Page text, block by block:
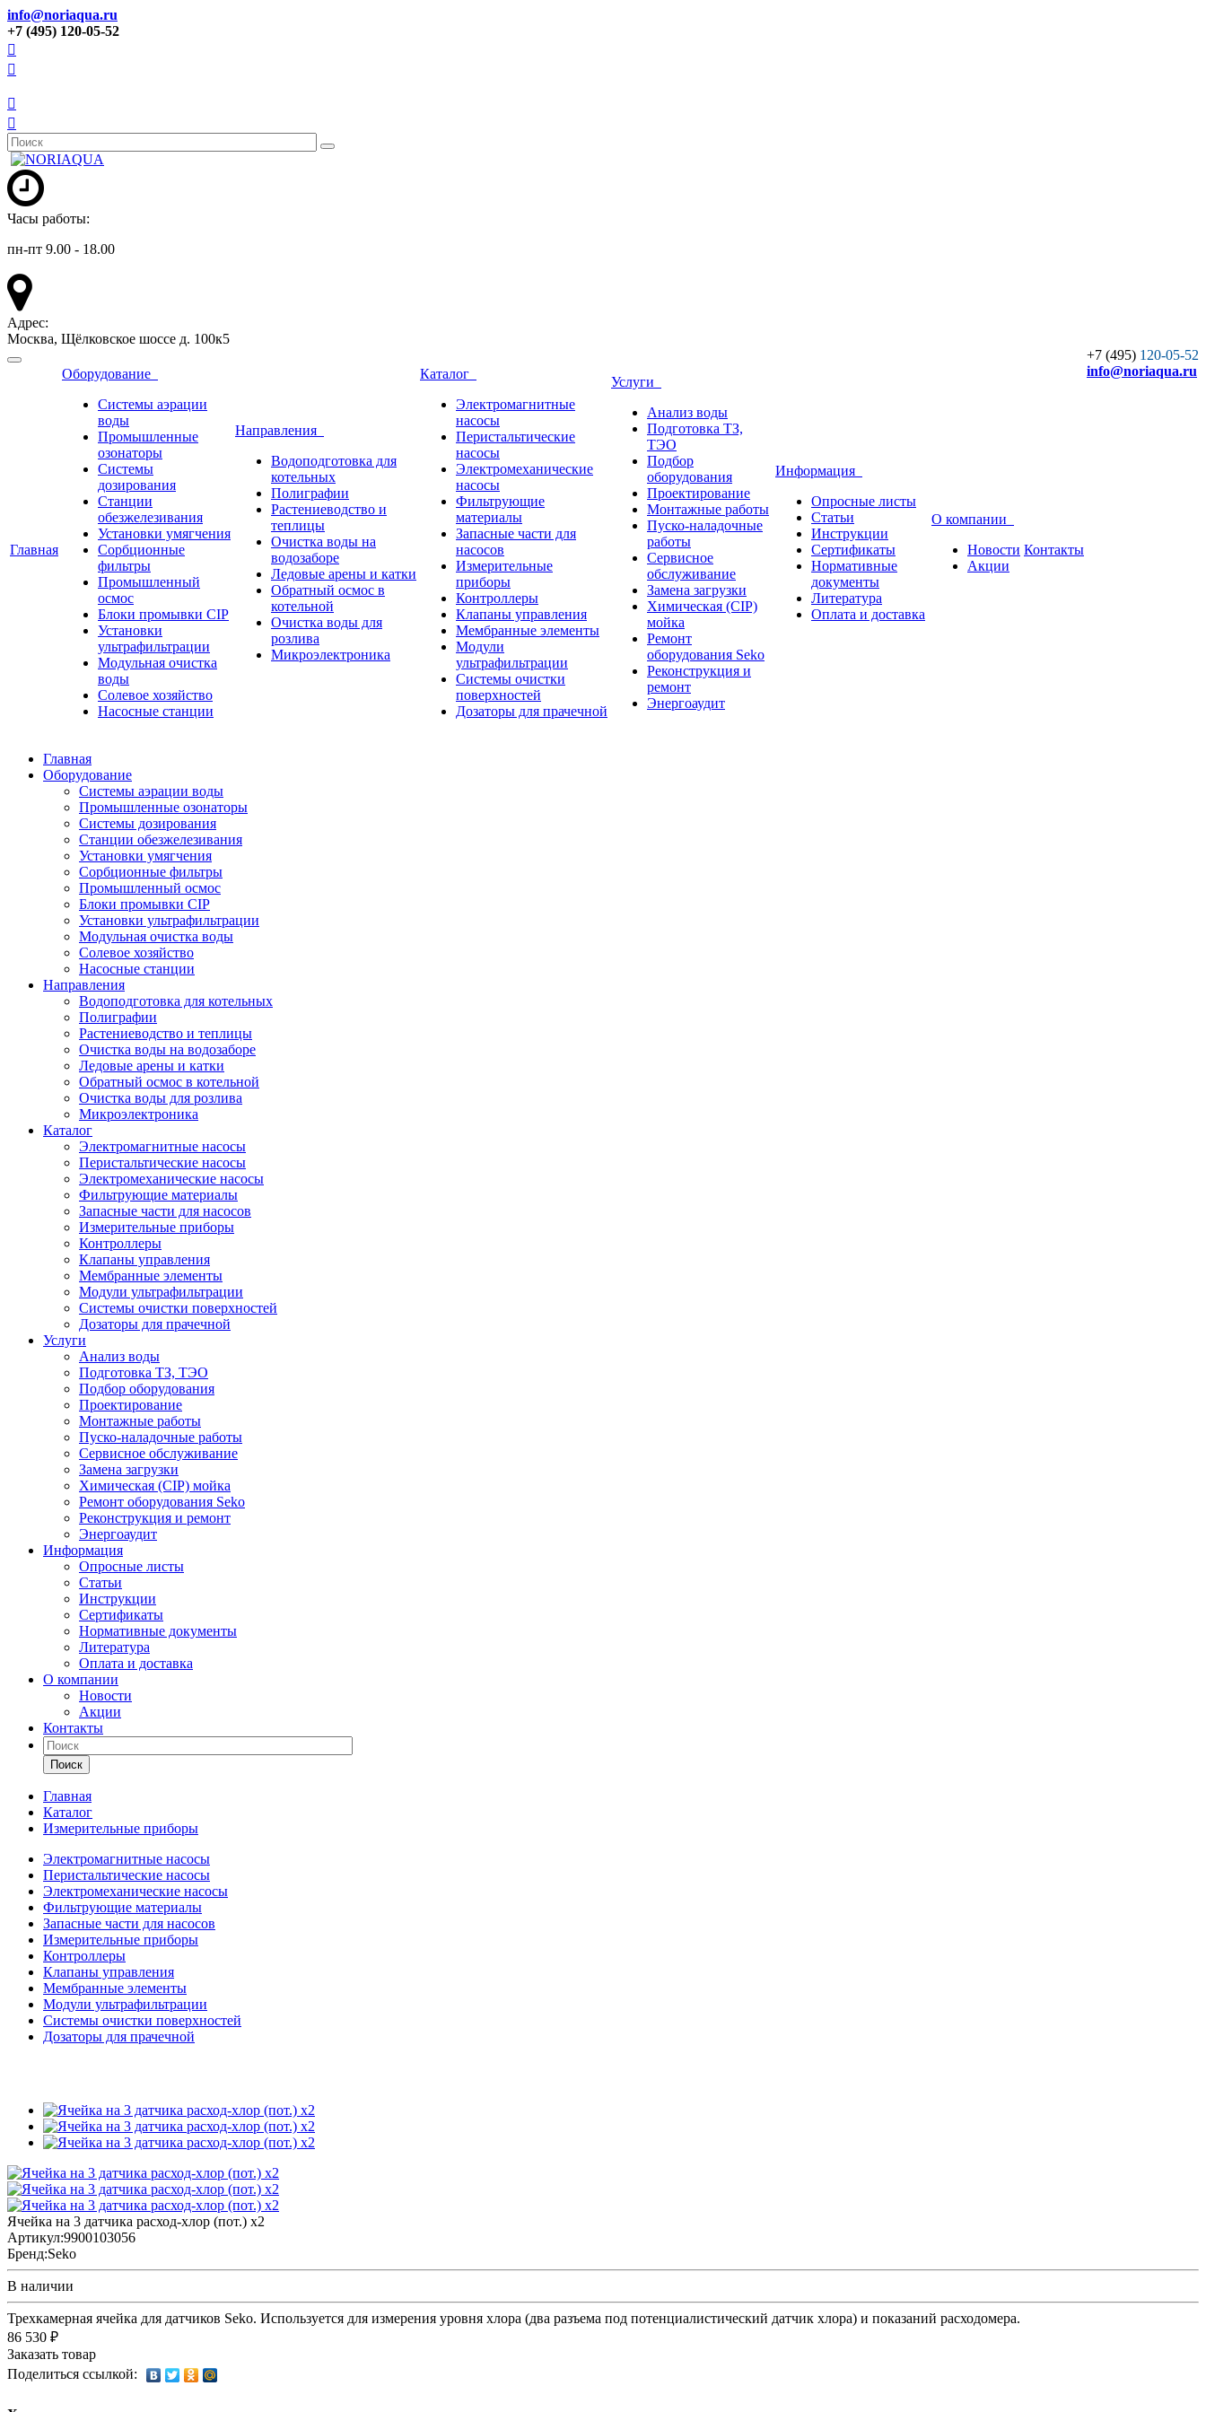
info@noriaqua.ru
+7 (495) 120-05-52
Часы работы:
пн-пт 9.00 - 18.00
Адрес:
Москва, Щёлковское шоссе д. 100к5
+7 (495) 120-05-52
info@noriaqua.ru
Главная
Оборудование
Системы аэрации
воды
Промышленные
озонаторы
Системы
дозирования
Станции
обезжелезивания
Установки умягчения
Сорбционные
фильтры
Промышленный
осмос
Блоки промывки CIP
Установки
ультрафильтрации
Модульная очистка
воды
Солевое хозяйство
Насосные станции
Направления
Водоподготовка для
котельных
Полиграфии
Растениеводство и
теплицы
Очистка воды на
водозаборе
Ледовые арены и катки
Обратный осмос в
котельной
Очистка воды для
розлива
Микроэлектроника
Каталог
Электромагнитные
насосы
Перистальтические
насосы
Электромеханические
насосы
Фильтрующие
материалы
Запасные части для
насосов
Измерительные
приборы
Контроллеры
Клапаны управления
Мембранные элементы
Модули
ультрафильтрации
Системы очистки
поверхностей
Дозаторы для прачечной
Услуги
Анализ воды
Подготовка ТЗ,
ТЭО
Подбор
оборудования
Проектирование
Монтажные работы
Пуско-наладочные
работы
Сервисное
обслуживание
Замена загрузки
Химическая (CIP)
мойка
Ремонт
оборудования Seko
Реконструкция и
ремонт
Энергоаудит
Информация
Опросные листы
Статьи
Инструкции
Сертификаты
Нормативные
документы
Литература
Оплата и доставка
О компании
Новости
Акции
Контакты
Главная
Оборудование
Системы аэрации воды
Промышленные озонаторы
Системы дозирования
Станции обезжелезивания
Установки умягчения
Сорбционные фильтры
Промышленный осмос
Блоки промывки CIP
Установки ультрафильтрации
Модульная очистка воды
Солевое хозяйство
Насосные станции
Направления
Водоподготовка для котельных
Полиграфии
Растениеводство и теплицы
Очистка воды на водозаборе
Ледовые арены и катки
Обратный осмос в котельной
Очистка воды для розлива
Микроэлектроника
Каталог
Электромагнитные насосы
Перистальтические насосы
Электромеханические насосы
Фильтрующие материалы
Запасные части для насосов
Измерительные приборы
Контроллеры
Клапаны управления
Мембранные элементы
Модули ультрафильтрации
Системы очистки поверхностей
Дозаторы для прачечной
Услуги
Анализ воды
Подготовка ТЗ, ТЭО
Подбор оборудования
Проектирование
Монтажные работы
Пуско-наладочные работы
Сервисное обслуживание
Замена загрузки
Химическая (CIP) мойка
Ремонт оборудования Seko
Реконструкция и ремонт
Энергоаудит
Информация
Опросные листы
Статьи
Инструкции
Сертификаты
Нормативные документы
Литература
Оплата и доставка
О компании
Новости
Акции
Контакты
Поиск
Главная
Каталог
Измерительные приборы
Электромагнитные насосы
Перистальтические насосы
Электромеханические насосы
Фильтрующие материалы
Запасные части для насосов
Измерительные приборы
Контроллеры
Клапаны управления
Мембранные элементы
Модули ультрафильтрации
Системы очистки поверхностей
Дозаторы для прачечной
Ячейка на 3 датчика расход-хлор (пот.) х2
Артикул:9900103056
Бренд:Seko
В наличии
Трехкамерная ячейка для датчиков Seko. Используется для измерения уровня хлора (два разъема под потенциалистический датчик хлора) и показаний расходомера.
86 530 ₽
Заказать товар
Поделиться ссылкой: